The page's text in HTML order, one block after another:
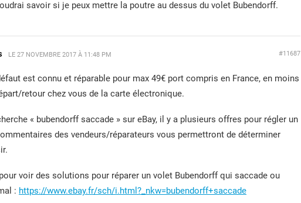
savoir si je peux mettre la poutre au dessus du volet Bubendorff.
LE 27 NOVEMBRE 2017 À 11:48 PM #11687
est connu et réparable pour max 49€ port compris en France, en moins
retour chez vous de la carte électronique.
« bubendorff saccade » sur eBay, il y a plusieurs offres pour régler un
des vendeurs/réparateurs vous permettront de déterminer
voir des solutions pour réparer un volet Bubendorff qui saccade ou
: https://www.ebay.fr/sch/i.html?_nkw=bubendorff+saccade